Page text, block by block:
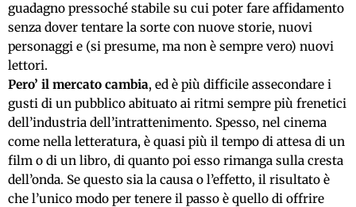
guadagno pressoché stabile su cui poter fare affidamento
senza dover tentare la sorte con nuove storie, nuovi
personaggi e (si presume, ma non è sempre vero) nuovi
lettori.
Pero’ il mercato cambia, ed è più difficile assecondare i
gusti di un pubblico abituato ai ritmi sempre più frenetici
dell’industria dell’intrattenimento. Spesso, nel cinema
come nella letteratura, è quasi più il tempo di attesa di un
film o di un libro, di quanto poi esso rimanga sulla cresta
dell’onda. Se questo sia la causa o l’effetto, il risultato è
che l’unico modo per tenere il passo è quello di offrire